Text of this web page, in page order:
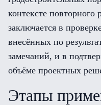
контексте повторного
заключается в
внесённых по
замечаний, и в
объёме проектных
Этапы